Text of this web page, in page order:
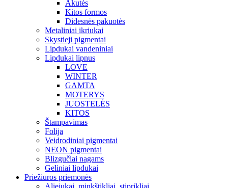
Akutės
Kitos formos
Didesnės pakuotės
Metaliniai ikriukai
Skystieji pigmentai
Lipdukai vandeniniai
Lipdukai lipnus
LOVE
WINTER
GAMTA
MOTERYS
JUOSTELĖS
KITOS
Štampavimas
Folija
Veidrodiniai pigmentai
NEON pigmentai
Blizgučiai nagams
Geliniai lipdukai
Priežiūros priemonės